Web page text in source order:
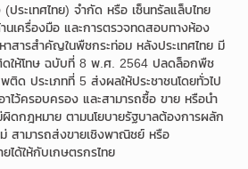
ระเทศไทย) จำกัด หรือ เซ็นทรัลแล็บไทย
นเครื่องมือ และการตรวจทดสอบทางห้อง
สารสำคัญในพืชกระท่อม หลังประเทศไทย มี
ให้โทษ ฉบับที่ 8 พ.ศ. 2564 ปลดล็อกพืช
ด ประเภทที่ 5 ส่งผลให้ประชาชนโดยทั่วไป
ไว้ครอบครอง และสามารถซื้อ ขาย หรือนำ
ผิดกฎหมาย ตามนโยบายรัฐบาลต้องการผลัก
สามารถส่งขายเชิงพาณิชย์ หรือ
ได้ให้กับเกษตรกรไทย